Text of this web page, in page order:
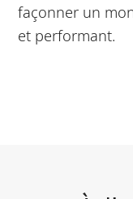
façonner un
et performant.